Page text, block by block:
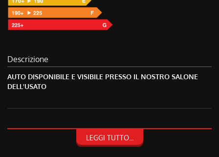
Descrizione
AUTO DISPONIBILE E VISIBILE PRESSO IL NOSTRO SALONE
DELL'USATO
NON HAI TROVATO CIO' CHE CERCHI? CONTATTACI O PASSA A
LEGGI TUTTO...